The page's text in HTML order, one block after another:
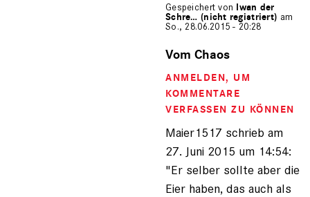
Gespeichert von Iwan der
Schre… (nicht registriert) am
So., 28.06.2015 - 20:28
auf
Maier1517
(nicht
registriert)
Vom Chaos
ANMELDEN, UM
KOMMENTARE
VERFASSEN ZU KÖNNEN
Maier1517 schrieb am
27. Juni 2015 um 14:54:
"Er selber sollte aber die
Eier haben, das auch als